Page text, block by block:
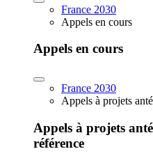
France 2030
Appels en cours
Appels en cours
France 2030
Appels à projets
Appels à projets
référence